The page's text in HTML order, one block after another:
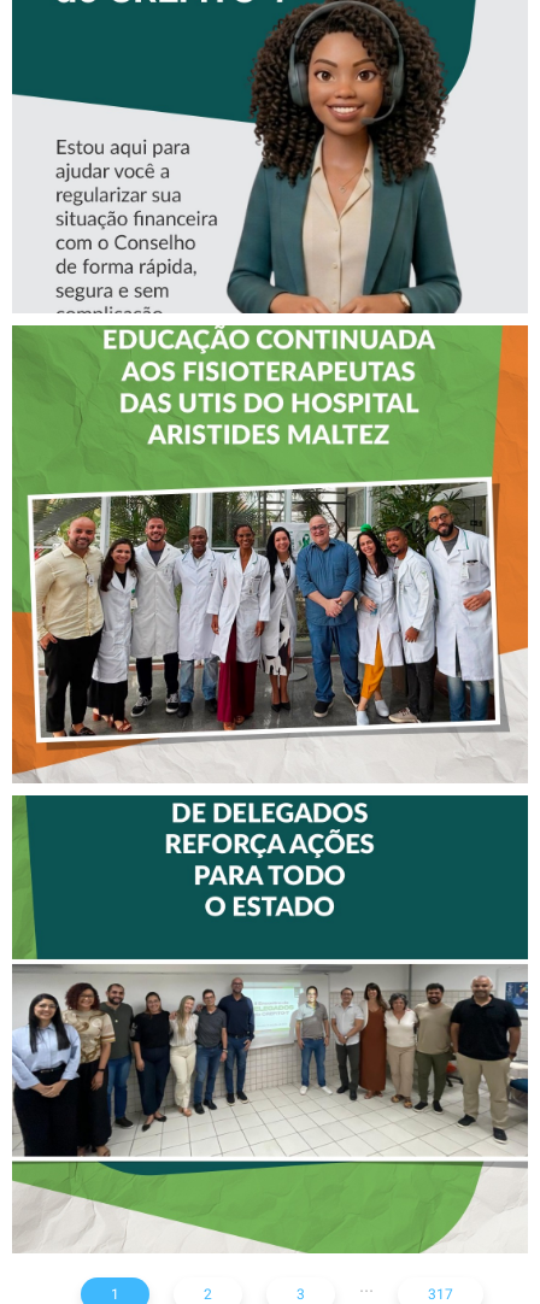
CONHEÇA A ‘ALINE’,
ASSISTENTE VIRTUAL DO
CREFITO-7
CREFITO-7 LEVA EDUCAÇÃO
CONTINUADA AOS
FISIOTERAPEUTAS DAS UTIs
DO HOSPITAL ARISTIDES
MALTEZ
DELEGADOS REFORÇA
AÇÕES PARA TODO O
ESTADO
1 2 3 ... 317